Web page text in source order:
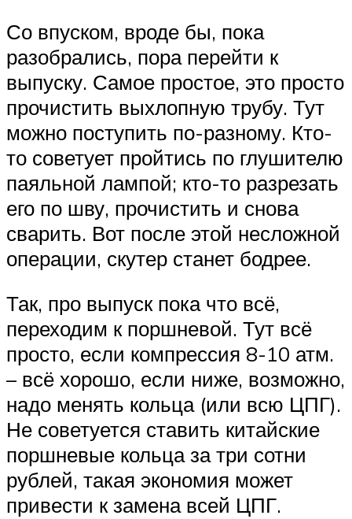
Со впуском, вроде бы, пока
разобрались, пора перейти к
выпуску. Самое простое, это просто
прочистить выхлопную трубу. Тут
можно поступить по-разному. Кто-
то советует пройтись по глушителю
паяльной лампой; кто-то разрезать
его по шву, прочистить и снова
сварить. Вот после этой несложной
операции, скутер станет бодрее.
Так, про выпуск пока что всё,
переходим к поршневой. Тут всё
просто, если компрессия 8-10 атм.
– всё хорошо, если ниже, возможно,
надо менять кольца (или всю ЦПГ).
Не советуется ставить китайские
поршневые кольца за три сотни
рублей, такая экономия может
привести к замена всей ЦПГ.